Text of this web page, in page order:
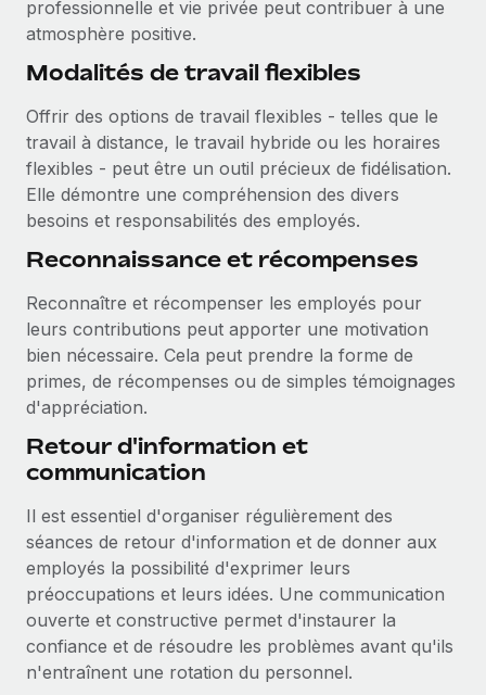
professionnelle et vie privée peut contribuer à une
atmosphère positive.
Modalités de travail flexibles
Offrir des options de travail flexibles - telles que le
travail à distance, le travail hybride ou les horaires
flexibles - peut être un outil précieux de fidélisation.
Elle démontre une compréhension des divers
besoins et responsabilités des employés.
Reconnaissance et récompenses
Reconnaître et récompenser les employés pour
leurs contributions peut apporter une motivation
bien nécessaire. Cela peut prendre la forme de
primes, de récompenses ou de simples témoignages
d'appréciation.
Retour d'information et
communication
Il est essentiel d'organiser régulièrement des
séances de retour d'information et de donner aux
employés la possibilité d'exprimer leurs
préoccupations et leurs idées. Une communication
ouverte et constructive permet d'instaurer la
confiance et de résoudre les problèmes avant qu'ils
n'entraînent une rotation du personnel.